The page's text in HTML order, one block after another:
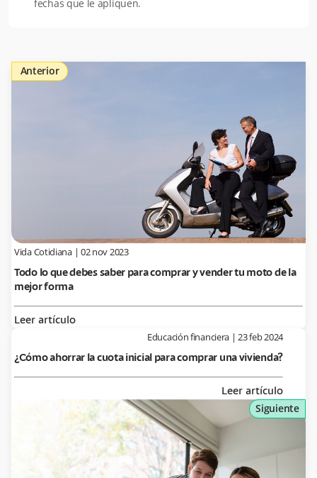
fechas que le apliquen.
Anterior
Vida Cotidiana| 02 nov 2023
Todo lo que debes saber para comprar y vender tu moto de la
mejor forma
Leer artículo
Siguiente
Educación financiera |23 feb 2024
¿Cómo ahorrar la cuota inicial para comprar una vivienda?
Leer artículo